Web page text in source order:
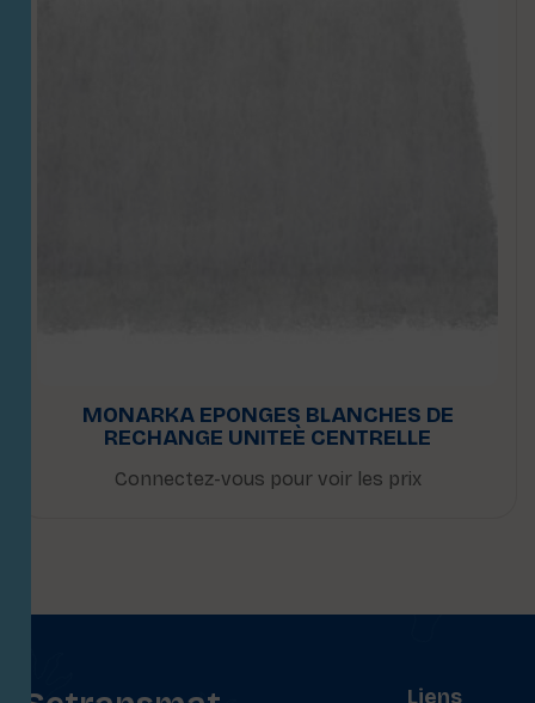
MONARKA EPONGES BLANCHES DE
RECHANGE UNITEÈ CENTRELLE
Connectez-vous pour voir les prix
Liens